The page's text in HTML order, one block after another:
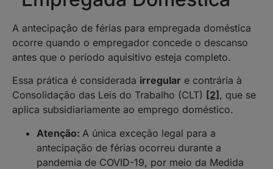
A antecipação de férias para empregada doméstica
ocorre quando o empregador concede o descanso
antes que o período aquisitivo esteja completo.
Essa prática é considerada irregular e contrária à
Consolidação das Leis do Trabalho (CLT) [2] , que se
aplica subsidiariamente ao emprego doméstico.
Atenção: A única exceção legal para a
antecipação de férias ocorreu durante a
pandemia de COVID-19, por meio da Medida